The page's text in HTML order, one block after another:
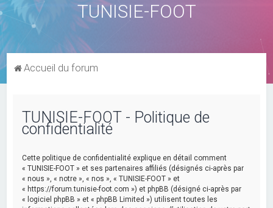
TUNISIE-FOOT
Accueil du forum
TUNISIE-FOOT - Politique de
confidentialité
Cette politique de confidentialité explique en détail comment
« TUNISIE-FOOT » et ses partenaires affiliés (désignés ci-après par
« nous », « notre », « nos », « TUNISIE-FOOT » et
« https://forum.tunisie-foot.com ») et phpBB (désigné ci-après par
« logiciel phpBB » et « phpBB Limited ») utilisent toutes les